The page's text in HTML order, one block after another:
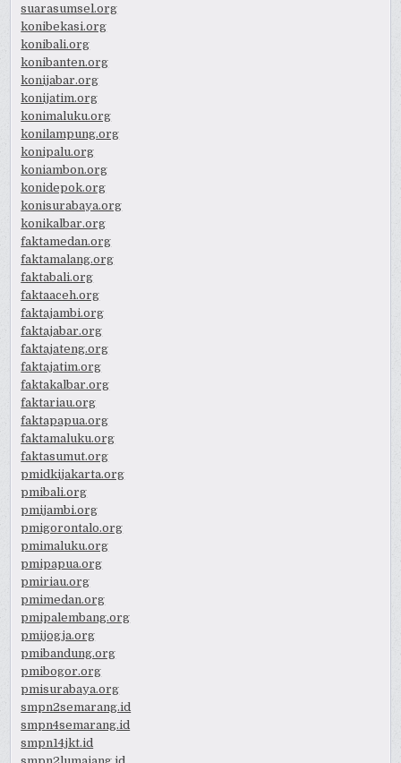
suarasumsel.org
konibekasi.org
konibali.org
konibanten.org
konijabar.org
konijatim.org
konimaluku.org
konilampung.org
konipalu.org
koniambon.org
konidepok.org
konisurabaya.org
konikalbar.org
faktamedan.org
faktamalang.org
faktabali.org
faktaaceh.org
faktajambi.org
faktajabar.org
faktajateng.org
faktajatim.org
faktakalbar.org
faktariau.org
faktapapua.org
faktamaluku.org
faktasumut.org
pmidkijakarta.org
pmibali.org
pmijambi.org
pmigorontalo.org
pmimaluku.org
pmipapua.org
pmiriau.org
pmimedan.org
pmipalembang.org
pmijogja.org
pmibandung.org
pmibogor.org
pmisurabaya.org
smpn2semarang.id
smpn4semarang.id
smpn14jkt.id